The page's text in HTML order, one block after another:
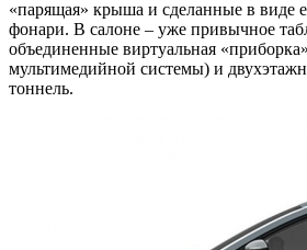
«парящая» крыша и сделанные в виде
фонари. В салоне – уже привычное
объединенные виртуальная
мультимедийной системы) и
тоннель.